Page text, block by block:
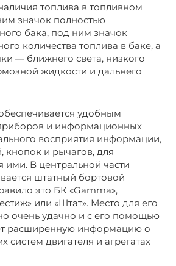
топлива в топливном
значок полностью
бака, под ним значок
количества топлива в баке, а
— ближнего света, низкого
жидкости и дальнего
удобным
и информационных
восприятия информации,
кнопок и рычагов, для
ими. В центральной части
штатный бортовой
это БК «Gamma»,
или «Штат». Место для его
очень удачно и с его помощью
расширенную информацию о
систем двигателя и агрегатах